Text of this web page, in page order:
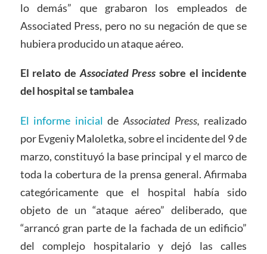
lo demás” que grabaron los empleados de
Associated Press, pero no su negación de que se
hubiera producido un ataque aéreo.
El relato de Associated Press sobre el incidente
del hospital se tambalea
El informe inicial deAssociated Press, realizado
por Evgeniy Maloletka, sobre el incidente del 9 de
marzo, constituyó la base principal y el marco de
toda la cobertura de la prensa general. Afirmaba
categóricamente que el hospital había sido
objeto de un “ataque aéreo” deliberado, que
“arrancó gran parte de la fachada de un edificio”
del complejo hospitalario y dejó las calles